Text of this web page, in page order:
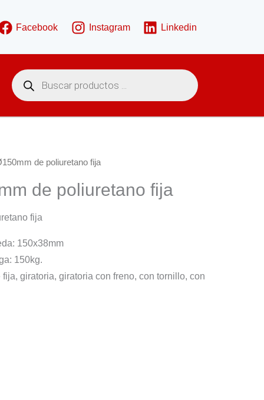
Facebook Instagram Linkedin
B
ú
s
e
e
p
o
d
c
t
s
de poliuretano fija
de poliuretano fija
fija
150x38mm
150kg.
giratoria, giratoria con freno, con tornillo, con